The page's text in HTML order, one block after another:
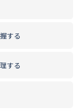
する
する